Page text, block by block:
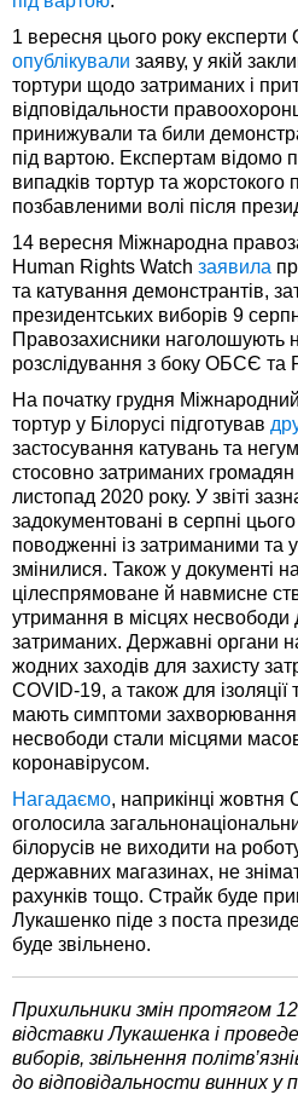
1 вересня цього року
опублікували заяву, у якій
тортури щодо затриманих і
відповідальности
принижували та били
під вартою. Експертам відомо
випадків тортур та
позбавленими волі після
14 вересня Міжнародна
Human Rights Watch заявила
та катування демонстрантів,
президентських виборів 9
Правозахисники наголошують
розслідування з боку ОБСЄ
На початку грудня
тортур у Білорусі підготував
застосування катувань та
стосовно затриманих
листопад 2020 року. У звіті
задокументовані в серпні
поводженні із затриманими та
змінилися. Також у документі
цілеспрямоване й навмисне
утримання в місцях несвободи
затриманих. Державні органи
жодних заходів для захисту
COVID-19, а також для ізоляції
мають симптоми захворювання.
несвободи стали місцями
коронавірусом.
Нагадаємо, наприкінці жовтня
оголосила
білорусів не виходити на
державних магазинах, не
рахунків тощо. Страйк буде
Лукашенко піде з поста
буде звільнено.
Прихильники змін протягом
відставки Лукашенка і
виборів, звільнення
до відповідальности винних